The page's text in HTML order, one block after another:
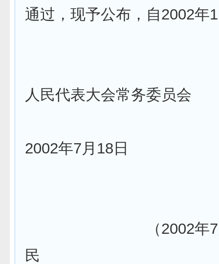
通过，现予公布，自2002年
人民代表大会常务委员会
2002年7月18日
（2002年7月18日
民